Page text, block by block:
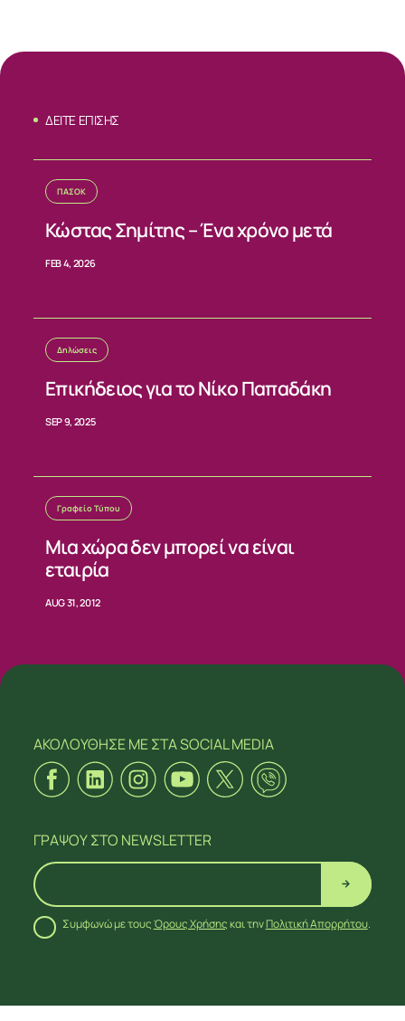
ΑΚΟΛΟΥΘΗΣΕ ΜΕΣΤΑ SOCIAL MEDIA
ΔΕΙΤΕ ΕΠΙΣΗΣ
ΠΑΣΟΚ
Κώστας Σημίτης – Ένα χρόνο μετά
FEB 4, 2026
Δηλώσεις
Επικήδειος για το Νίκο Παπαδάκη
SEP 9, 2025
Γραφείο Τύπου
Μια χώρα δεν μπορεί να είναι
εταιρία
AUG 31, 2012
ΑΚΟΛΟΥΘΗΣΕ ΜΕΣΤΑ SOCIAL MEDIA
ΓΡΑΨΟΥΣΤΟ NEWSLETTER
Συμφωνώ με τουςΌρους Χρήσηςκαι τηνΠολιτική Απορρήτου.